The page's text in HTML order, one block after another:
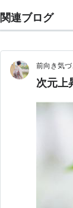
関連ブログ
前向き気
次元上